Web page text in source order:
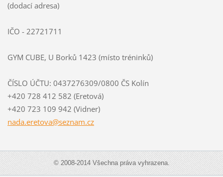
(dodací adresa)
IČO - 22721711
GYM CUBE, U Borků 1423 (místo tréninků)
ČÍSLO ÚČTU: 0437276309/0800 ČS Kolín
+420 728 412 582 (Eretová)
+420 723 109 942 (Vidner)
nada.eretova@seznam.cz
© 2008-2014 Všechna práva vyhrazena.